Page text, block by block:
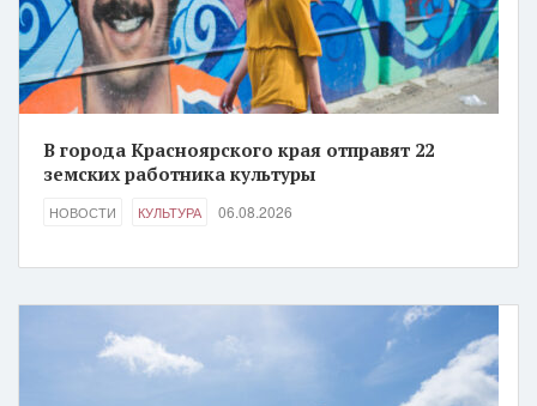
В города Красноярского края отправят 22
земских работника культуры
НОВОСТИ КУЛЬТУРА 06.08.2026